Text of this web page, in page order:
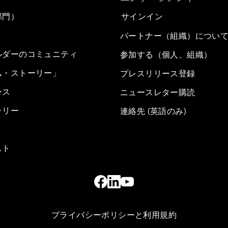
）
ーのコミュニティ
ストーリー」
リー
サインイン
パートナー（組織）につい
参加する（個人、組織）
プレスリリース登録
ニュースレター購読
連絡先 (英語のみ)
プライバシーポリシーと利用規約